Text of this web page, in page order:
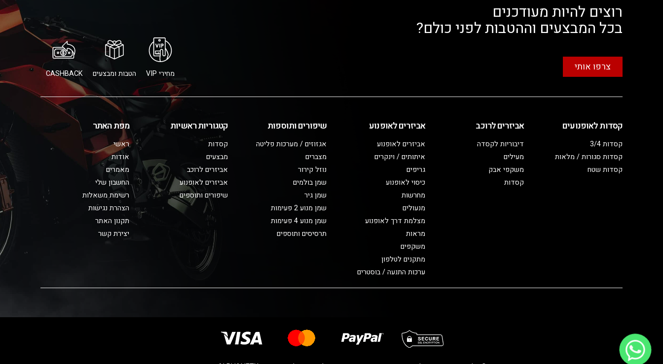
רוצים להיות מעודכנים
בכל המבצעים וההטבות לפני כולם?
צרפו אותי
מחירי VIP הטבות ומבצעים CASHBACK
קסדות לאופנועים
קסדות 3/4
קסדות סגורות / מלאות
קסדות שטח
אביזרים לרוכב
דיבוריות לקסדה
מעילים
משקפי אבק
קסדות
אביזרים לאופנוע
אביזרים לאופנוע
איתותים / וינקרים
גריפים
כיסוי לאופנוע
מחרשות
מנעולים
מצלמת דרך לאופנוע
מראות
משקפים
מתקנים לטלפון
ערכות התנעה / בוסטרים
שיפורים ותוספות
אגזוזים / מערכות פליטה
מצברים
נוזל קירור
שמן בולמים
שמן גיר
שמן מנוע 2 פעימות
שמן מנוע 4 פעימות
תרסיסים ותוספים
קטגוריות ראשיות
קסדות
מבצעים
אביזרים לרוכב
אביזרים לאופנוע
שיפורים ותוספים
מפת האתר
ראשי
אודות
מאמרים
החשבון שלי
רשימת משאלות
הצהרת נגישות
תקנון האתר
יצירת קשר